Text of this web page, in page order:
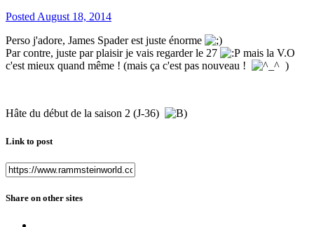
Posted August 18, 2014
Perso j'adore, James Spader est juste énorme
Par contre, juste par plaisir je vais regarder le 27
mais la V.O
c'est mieux quand même ! (mais ça c'est pas nouveau !
)
Hâte du début de la saison 2 (J-36)
Link to post
Share on other sites